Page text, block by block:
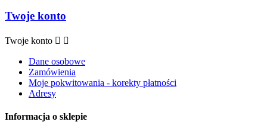
Twoje konto
Twoje konto  
Dane osobowe
Zamówienia
Moje pokwitowania - korekty płatności
Adresy
Informacja o sklepie